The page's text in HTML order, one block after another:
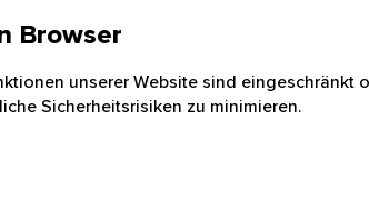
Browser
unserer Website sind eingeschränkt
Sicherheitsrisiken zu minimieren.